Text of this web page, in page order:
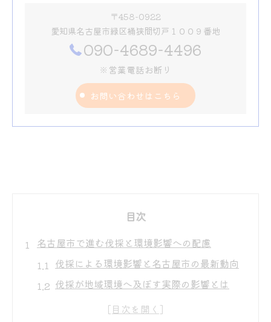
〒458-0922
愛知県名古屋市緑区桶狭間切戸１００９番地
090-4689-4496
※営業電話お断り
お問い合わせはこちら
目次
名古屋市で進む伐採と環境影響への配慮
伐採による環境影響と名古屋市の最新動向
伐採が地域環境へ及ぼす実際の影響とは
名古屋市での伐採と環境配慮の関係性を解